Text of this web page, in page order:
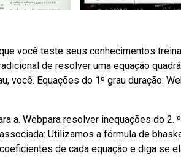
você teste seus conhecimentos
de resolver uma equação
você. Equações do 1º grau duração:
a. Webpara resolver inequações do 2.
Utilizamos a fórmula de
de cada equação e diga se